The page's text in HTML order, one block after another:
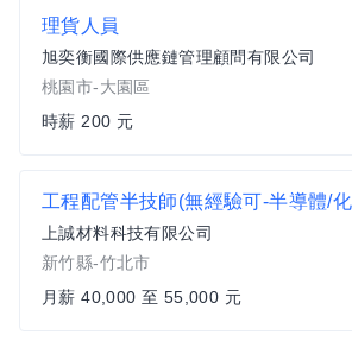
理貨人員
旭奕衡國際供應鏈管理顧問有限公司
桃園市-大園區
時薪 200 元
工程配管半技師(無經驗可-半導體/
上誠材料科技有限公司
新竹縣-竹北市
月薪 40,000 至 55,000 元